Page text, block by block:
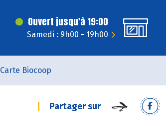
Ouvert jusqu'à 19:00
Samedi : 9h00 - 19h00
Carte Biocoop
Partager sur